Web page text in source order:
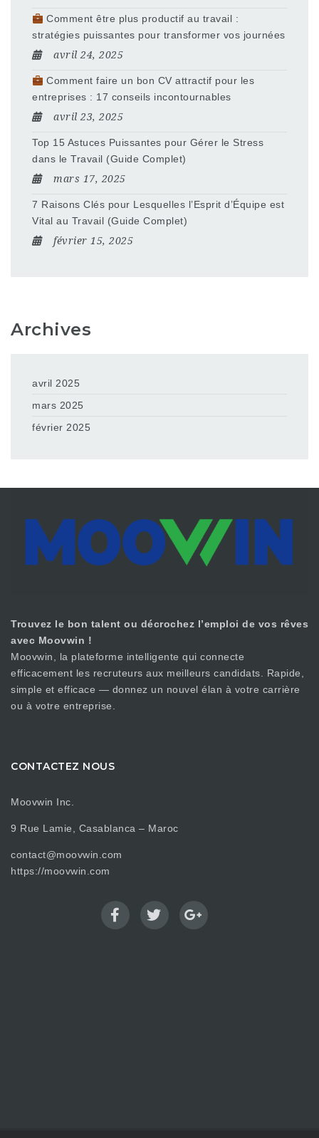
Comment être plus productif au travail :
stratégies puissantes pour transformer vos journées
avril 24, 2025
Comment faire un bon CV attractif pour les
entreprises : 17 conseils incontournables
avril 23, 2025
Top 15 Astuces Puissantes pour Gérer le Stress
dans le Travail (Guide Complet)
mars 17, 2025
7 Raisons Clés pour Lesquelles l’Esprit d’Équipe est
Vital au Travail (Guide Complet)
février 15, 2025
Archives
avril 2025
mars 2025
février 2025
Trouvez le bon talent ou décrochez l’emploi de vos rêves
avec Moovwin !
Moovwin, la plateforme intelligente qui connecte
efficacement les recruteurs aux meilleurs candidats. Rapide,
simple et efficace — donnez un nouvel élan à votre carrière
ou à votre entreprise.
CONTACTEZ NOUS
Moovwin Inc.
9 Rue Lamie, Casablanca – Maroc
contact@moovwin.com
https://moovwin.com